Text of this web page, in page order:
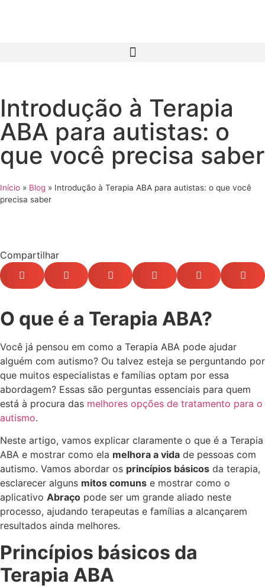
Introdução à Terapia
ABA para autistas: o
que você precisa saber
Início » Blog » Introdução à Terapia ABA para autistas: o que você
precisa saber
Compartilhar
O que é a Terapia ABA?
Você já pensou em como a Terapia ABA pode ajudar
alguém com autismo? Ou talvez esteja se perguntando por
que muitos especialistas e famílias optam por essa
abordagem? Essas são perguntas essenciais para quem
está à procura das melhores opções de tratamento para o
autismo.
Neste artigo, vamos explicar claramente o que é a Terapia
ABA e mostrar como ela melhora a vida de pessoas com
autismo. Vamos abordar os princípios básicos da terapia,
esclarecer alguns mitos comuns e mostrar como o
aplicativo Abraço pode ser um grande aliado neste
processo, ajudando terapeutas e famílias a alcançarem
resultados ainda melhores.
Princípios básicos da
Terapia ABA